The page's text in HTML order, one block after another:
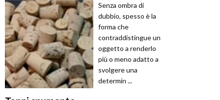
Senza ombra di
dubbio, spesso è la
forma che
contraddistingue un
oggetto a renderlo
più o meno adatto a
svolgere una
determin ...